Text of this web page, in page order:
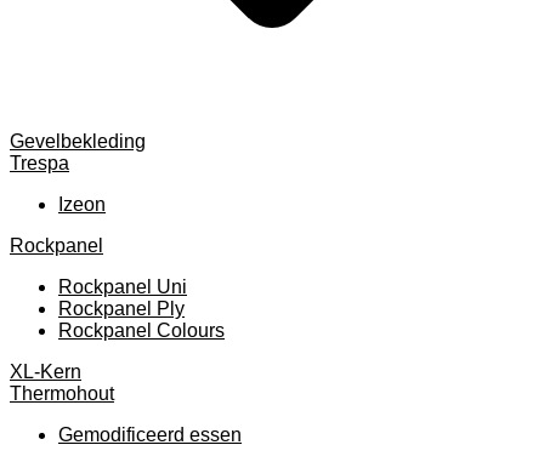
Gevelbekleding
Trespa
Izeon
Rockpanel
Rockpanel Uni
Rockpanel Ply
Rockpanel Colours
XL-Kern
Thermohout
Gemodificeerd essen